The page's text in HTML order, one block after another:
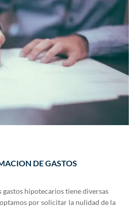
DE GASTOS
gastos hipotecarios tiene diversas
por solicitar la nulidad de la